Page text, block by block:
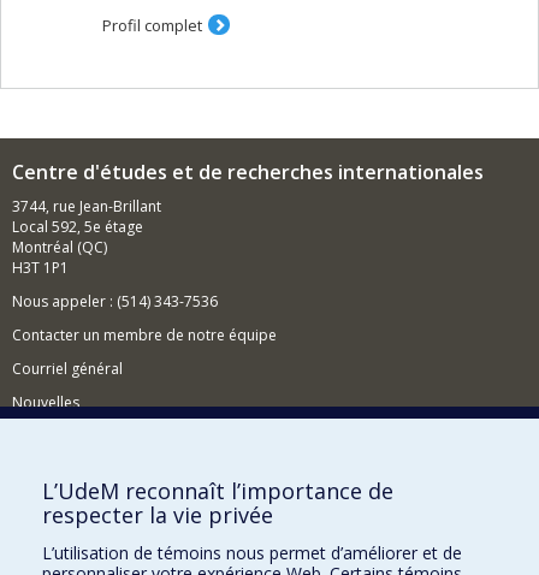
Profil complet
Centre d'études et de recherches internationales
3744, rue Jean-Brillant
Local 592, 5e étage
Montréal (QC)
H3T 1P1
Nous appeler : (514) 343-7536
Contacter un membre de notre équipe
Courriel général
Nouvelles
Comment soutenir le CÉRIUM?
BESOIN D'AIDE?
Plan du site
L’UdeM reconnaît l’importance de
respecter la vie privée
L’utilisation de témoins nous permet d’améliorer et de